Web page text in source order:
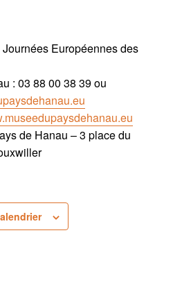
Européennes des
: 03 88 00 38 39 ou
de Hanau – 3 place du